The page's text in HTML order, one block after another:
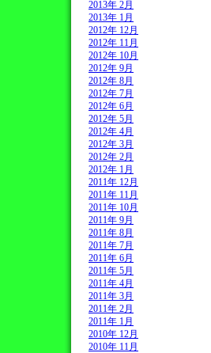
2013年 2月
2013年 1月
2012年 12月
2012年 11月
2012年 10月
2012年 9月
2012年 8月
2012年 7月
2012年 6月
2012年 5月
2012年 4月
2012年 3月
2012年 2月
2012年 1月
2011年 12月
2011年 11月
2011年 10月
2011年 9月
2011年 8月
2011年 7月
2011年 6月
2011年 5月
2011年 4月
2011年 3月
2011年 2月
2011年 1月
2010年 12月
2010年 11月